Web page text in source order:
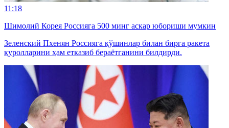
11:18
Шимолий Корея Россияга 500 минг аскар юбориши мумкин
Зеленский Пхенян Россияга қўшинлар билан бирга ракета
қуролларини ҳам етказиб бераётганини билдирди.